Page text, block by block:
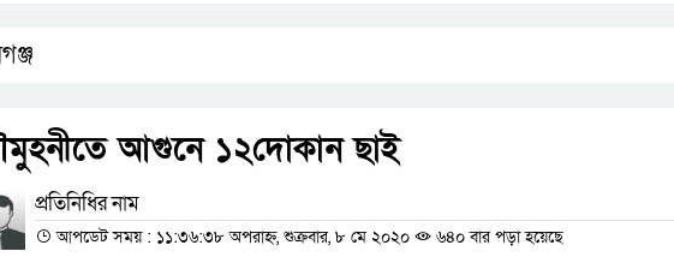
আগুনে ১২দোকান ছাই
প্রতিনিধির নাম
আপডেট সময় : ১১:৩৬:৩৮ অপরাহ্ন, শুক্রবার, ৮ মে ২০২০ ৬৪০ বার পড়া হয়েছে